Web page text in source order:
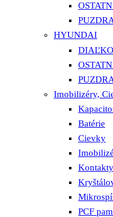
HYUNDAI
Imobilizéry,
Batérie
Cievky
PCF